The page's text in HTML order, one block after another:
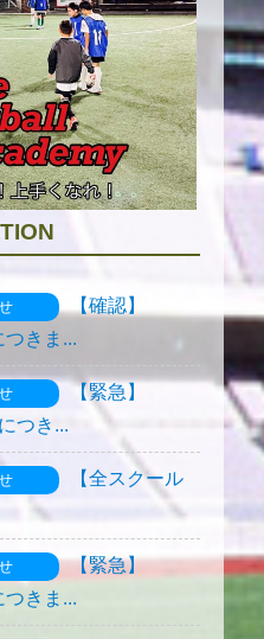
【確認】
きま...
【緊急】
つき...
【全スクール
【緊急】
きま...